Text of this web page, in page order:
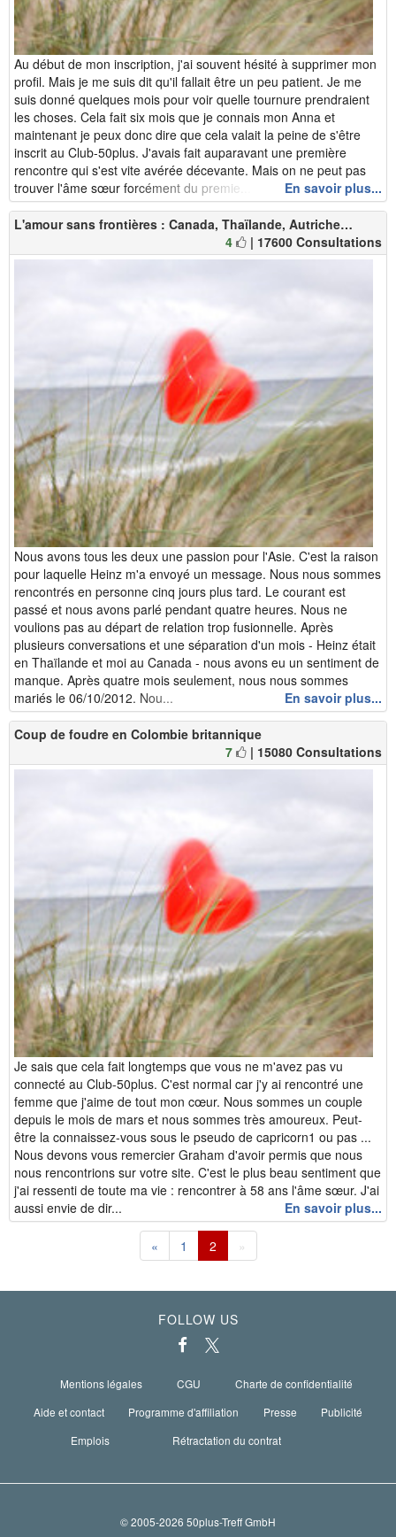
Au début de mon inscription, j'ai souvent hésité à supprimer mon
profil. Mais je me suis dit qu'il fallait être un peu patient. Je me
suis donné quelques mois pour voir quelle tournure prendraient
les choses. Cela fait six mois que je connais mon Anna et
maintenant je peux donc dire que cela valait la peine de s'être
inscrit au Club-50plus. J'avais fait auparavant une première
rencontre qui s'est vite avérée décevante. Mais on ne peut pas
trouver l'âme sœur forcément du premie...
En savoir plus...
L'amour sans frontières : Canada, Thaïlande, Autriche…
4
| 17600 Consultations
Nous avons tous les deux une passion pour l'Asie. C'est la raison
pour laquelle Heinz m'a envoyé un message. Nous nous sommes
rencontrés en personne cinq jours plus tard. Le courant est
passé et nous avons parlé pendant quatre heures. Nous ne
voulions pas au départ de relation trop fusionnelle. Après
plusieurs conversations et une séparation d'un mois - Heinz était
en Thaïlande et moi au Canada - nous avons eu un sentiment de
manque. Après quatre mois seulement, nous nous sommes
mariés le 06/10/2012. Nou...
En savoir plus...
Coup de foudre en Colombie britannique
7
| 15080 Consultations
Je sais que cela fait longtemps que vous ne m'avez pas vu
connecté au Club-50plus. C'est normal car j'y ai rencontré une
femme que j'aime de tout mon cœur. Nous sommes un couple
depuis le mois de mars et nous sommes très amoureux. Peut-
être la connaissez-vous sous le pseudo de capricorn1 ou pas ...
Nous devons vous remercier Graham d'avoir permis que nous
nous rencontrions sur votre site. C'est le plus beau sentiment que
j'ai ressenti de toute ma vie : rencontrer à 58 ans l'âme sœur. J'ai
aussi envie de dir...
En savoir plus...
« 1 2 »
FOLLOW US
Mentions légales CGU
Charte de confidentialité
Aide et contact
Programme d'affiliation Presse
Publicité
Emplois
Rétractation du contrat
© 2005-2026 50plus-Treff GmbH